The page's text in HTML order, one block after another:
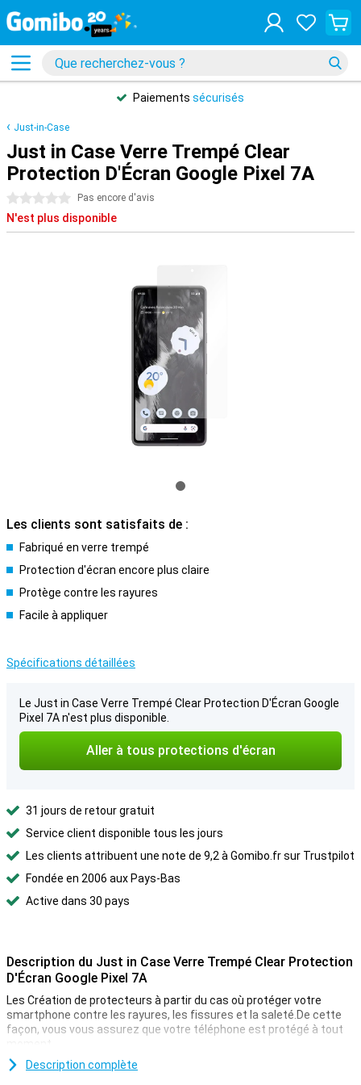
Paiements sécurisés
Just-in-Case
Just in Case Verre Trempé Clear
Protection D'Écran Google Pixel 7A
0 étoiles Pas encore d'avis
N'est plus disponible
Les clients sont satisfaits de :
Fabriqué en verre trempé
Protection d'écran encore plus claire
Protège contre les rayures
Facile à appliquer
Spécifications détaillées
Le Just in Case Verre Trempé Clear Protection D'Écran Google
Pixel 7A n'est plus disponible.
Aller à tous protections d'écran
31 jours de retour gratuit
Service client disponible tous les jours
Les clients attribuent une note de 9,2 à Gomibo.fr sur Trustpilot
Fondée en 2006 aux Pays-Bas
Active dans 30 pays
Description du Just in Case Verre Trempé Clear Protection
D'Écran Google Pixel 7A
Les Création de protecteurs à partir du cas où protéger votre
smartphone contre les rayures, les fissures et la saleté.De cette
façon, vous vous assurez que votre téléphone est protégé à tout
moment.
Ceci au cas où le verre à écran clair en verre trempé Google Pixel 7a
Description complète